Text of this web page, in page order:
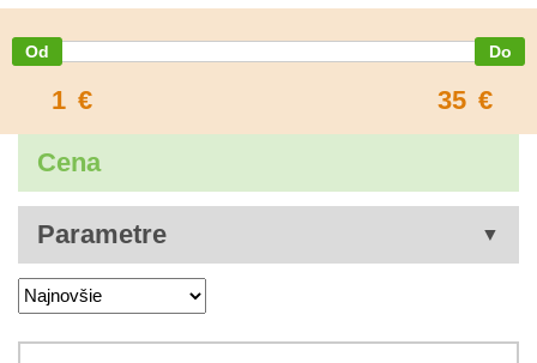
1 € 35 €
Cena
Parametre